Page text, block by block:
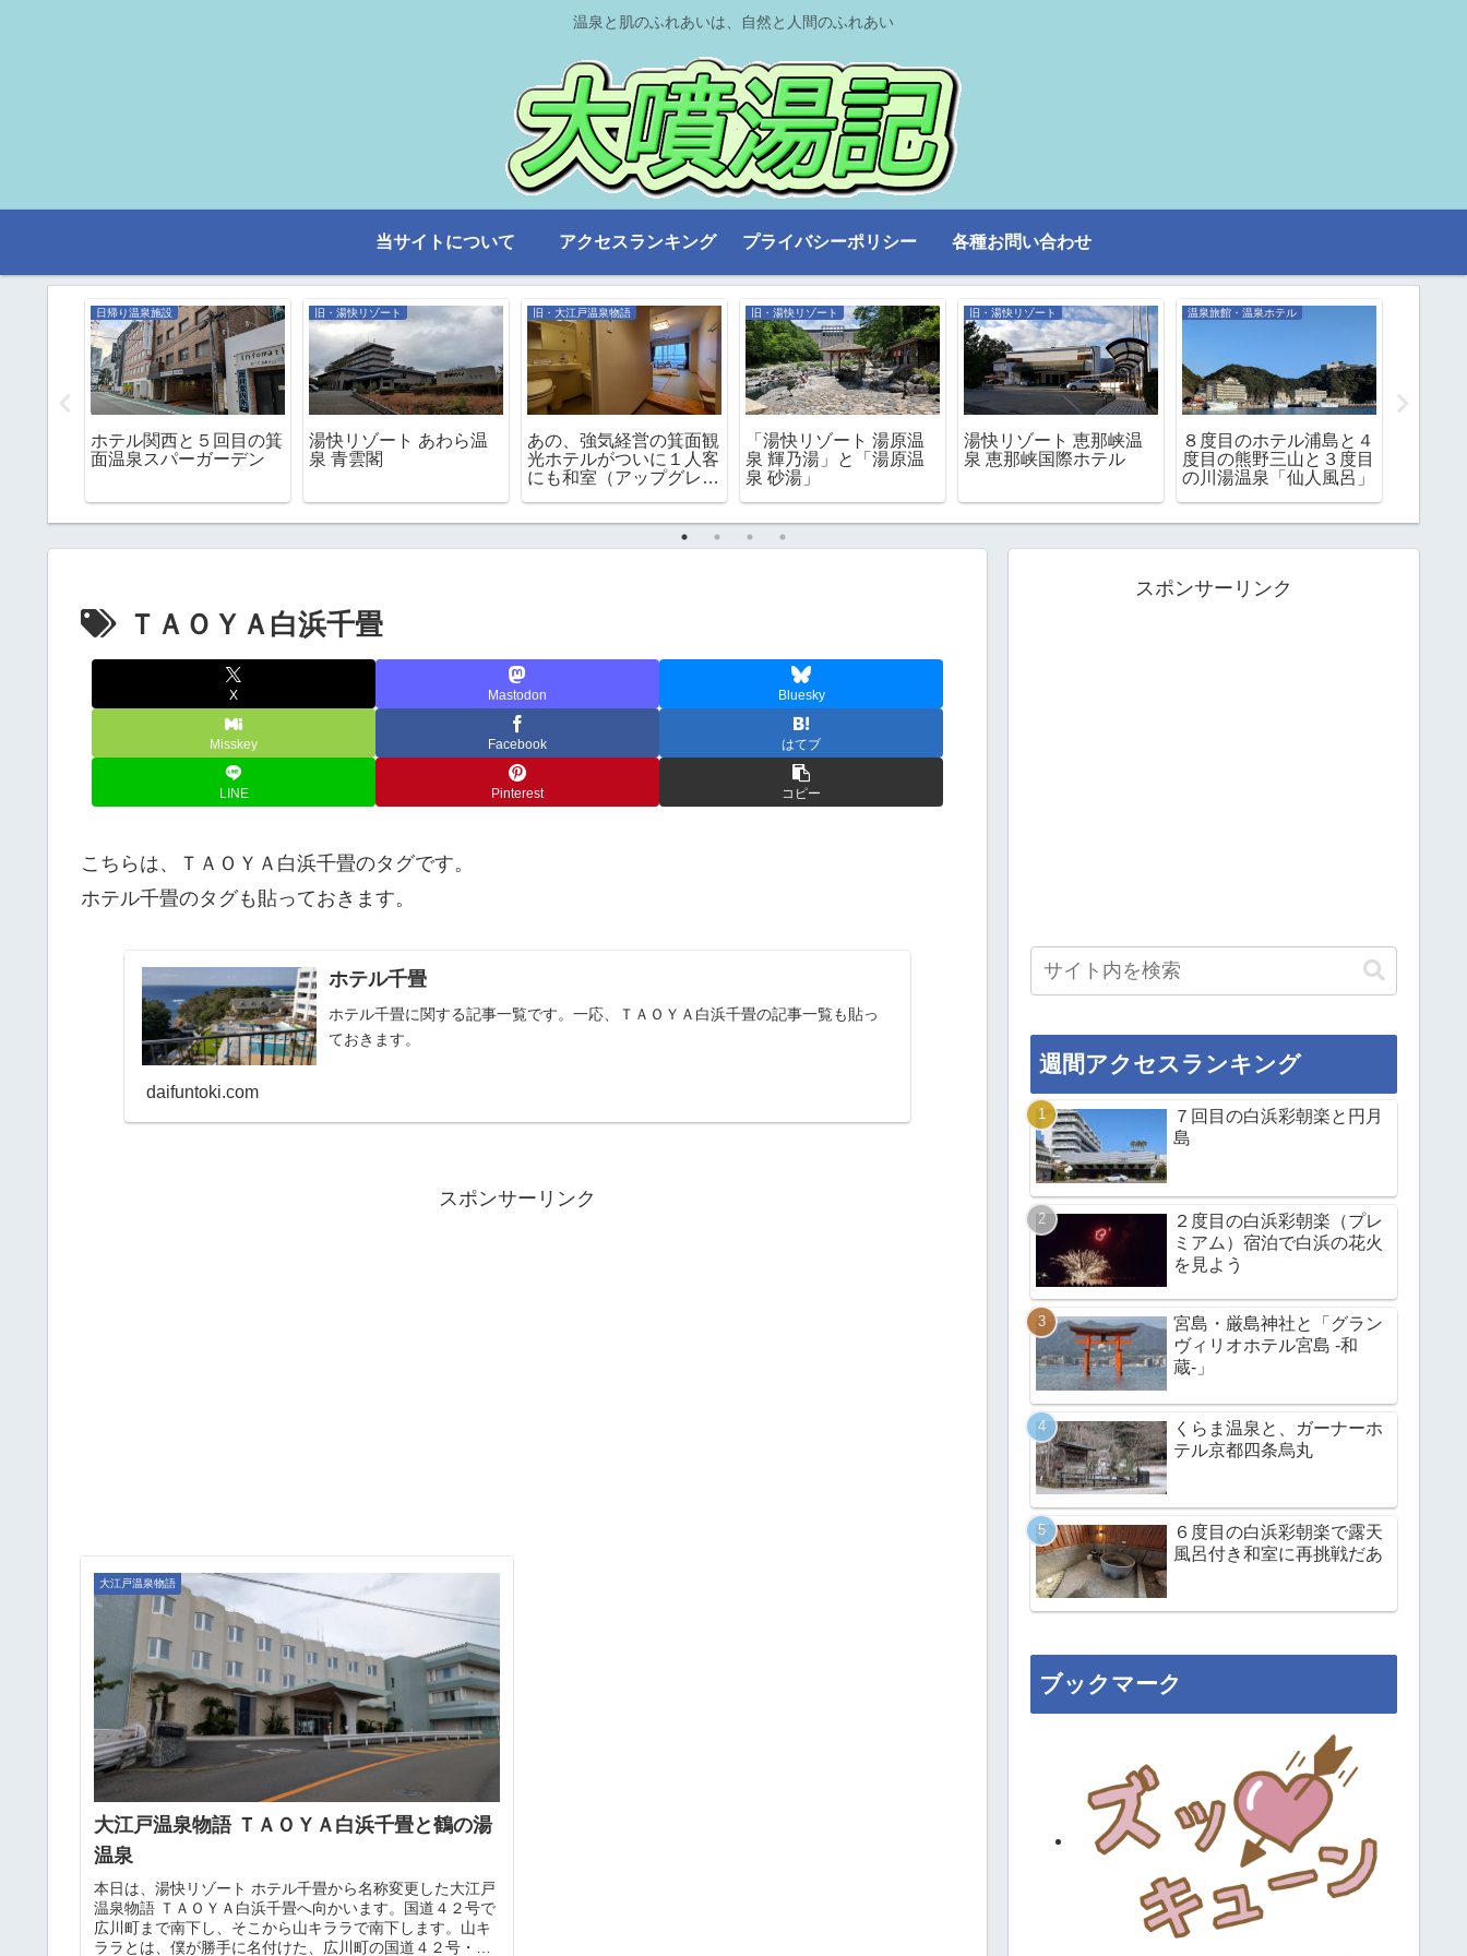
温泉と肌のふれあいは、自然と人間のふれあい
当サイトについて アクセスランキング プライバシーポリシー 各種お問い合わせ
日帰り温泉施設
ホテル関西と５回目の箕
面温泉スパーガーデン
旧・湯快リゾート
湯快リゾート あわら温
泉 青雲閣
旧・大江戸温泉物語
あの、強気経営の箕面観
光ホテルがついに１人客
にも和室（アップグレー
明」を祀った晴明神社で
お参り
旧・湯快リゾート
「湯快リゾート 湯原温
泉 輝乃湯」と「湯原温
泉 砂湯」
旧・湯快リゾート
湯快リゾート 恵那峡温
泉 恵那峡国際ホテル
温泉旅館・温泉ホテル
８度目のホテル浦島と４
度目の熊野三山と３度目
の川湯温泉「仙人風呂」
ＴＡＯＹＡ白浜千畳
X Mastodon Bluesky
Misskey Facebook はてブ
LINE Pinterest コピー
こちらは、ＴＡＯＹＡ白浜千畳のタグです。
ホテル千畳のタグも貼っておきます。
ホテル千畳
ホテル千畳に関する記事一覧です。一応、ＴＡＯＹＡ白浜千畳の記事一覧も貼っ
ておきます。
daifuntoki.com
スポンサーリンク
大江戸温泉物語
大江戸温泉物語 ＴＡＯＹＡ白浜千畳と鶴の湯
温泉
本日は、湯快リゾート ホテル千畳から名称変更した大江戸
温泉物語 ＴＡＯＹＡ白浜千畳へ向かいます。国道４２号で
広川町まで南下し、そこから山キララで南下します。山キ
ララとは、僕が勝手に名付けた、広川町の国道４２号・広
スポンサーリンク
週間アクセスランキング
７回目の白浜彩朝楽と円月
島
２度目の白浜彩朝楽（プレ
ミアム）宿泊で白浜の花火
を見よう
宮島・厳島神社と「グラン
ヴィリオホテル宮島 -和
蔵-」
くらま温泉と、ガーナーホ
テル京都四条烏丸
６度目の白浜彩朝楽で露天
風呂付き和室に再挑戦だあ
ブックマーク